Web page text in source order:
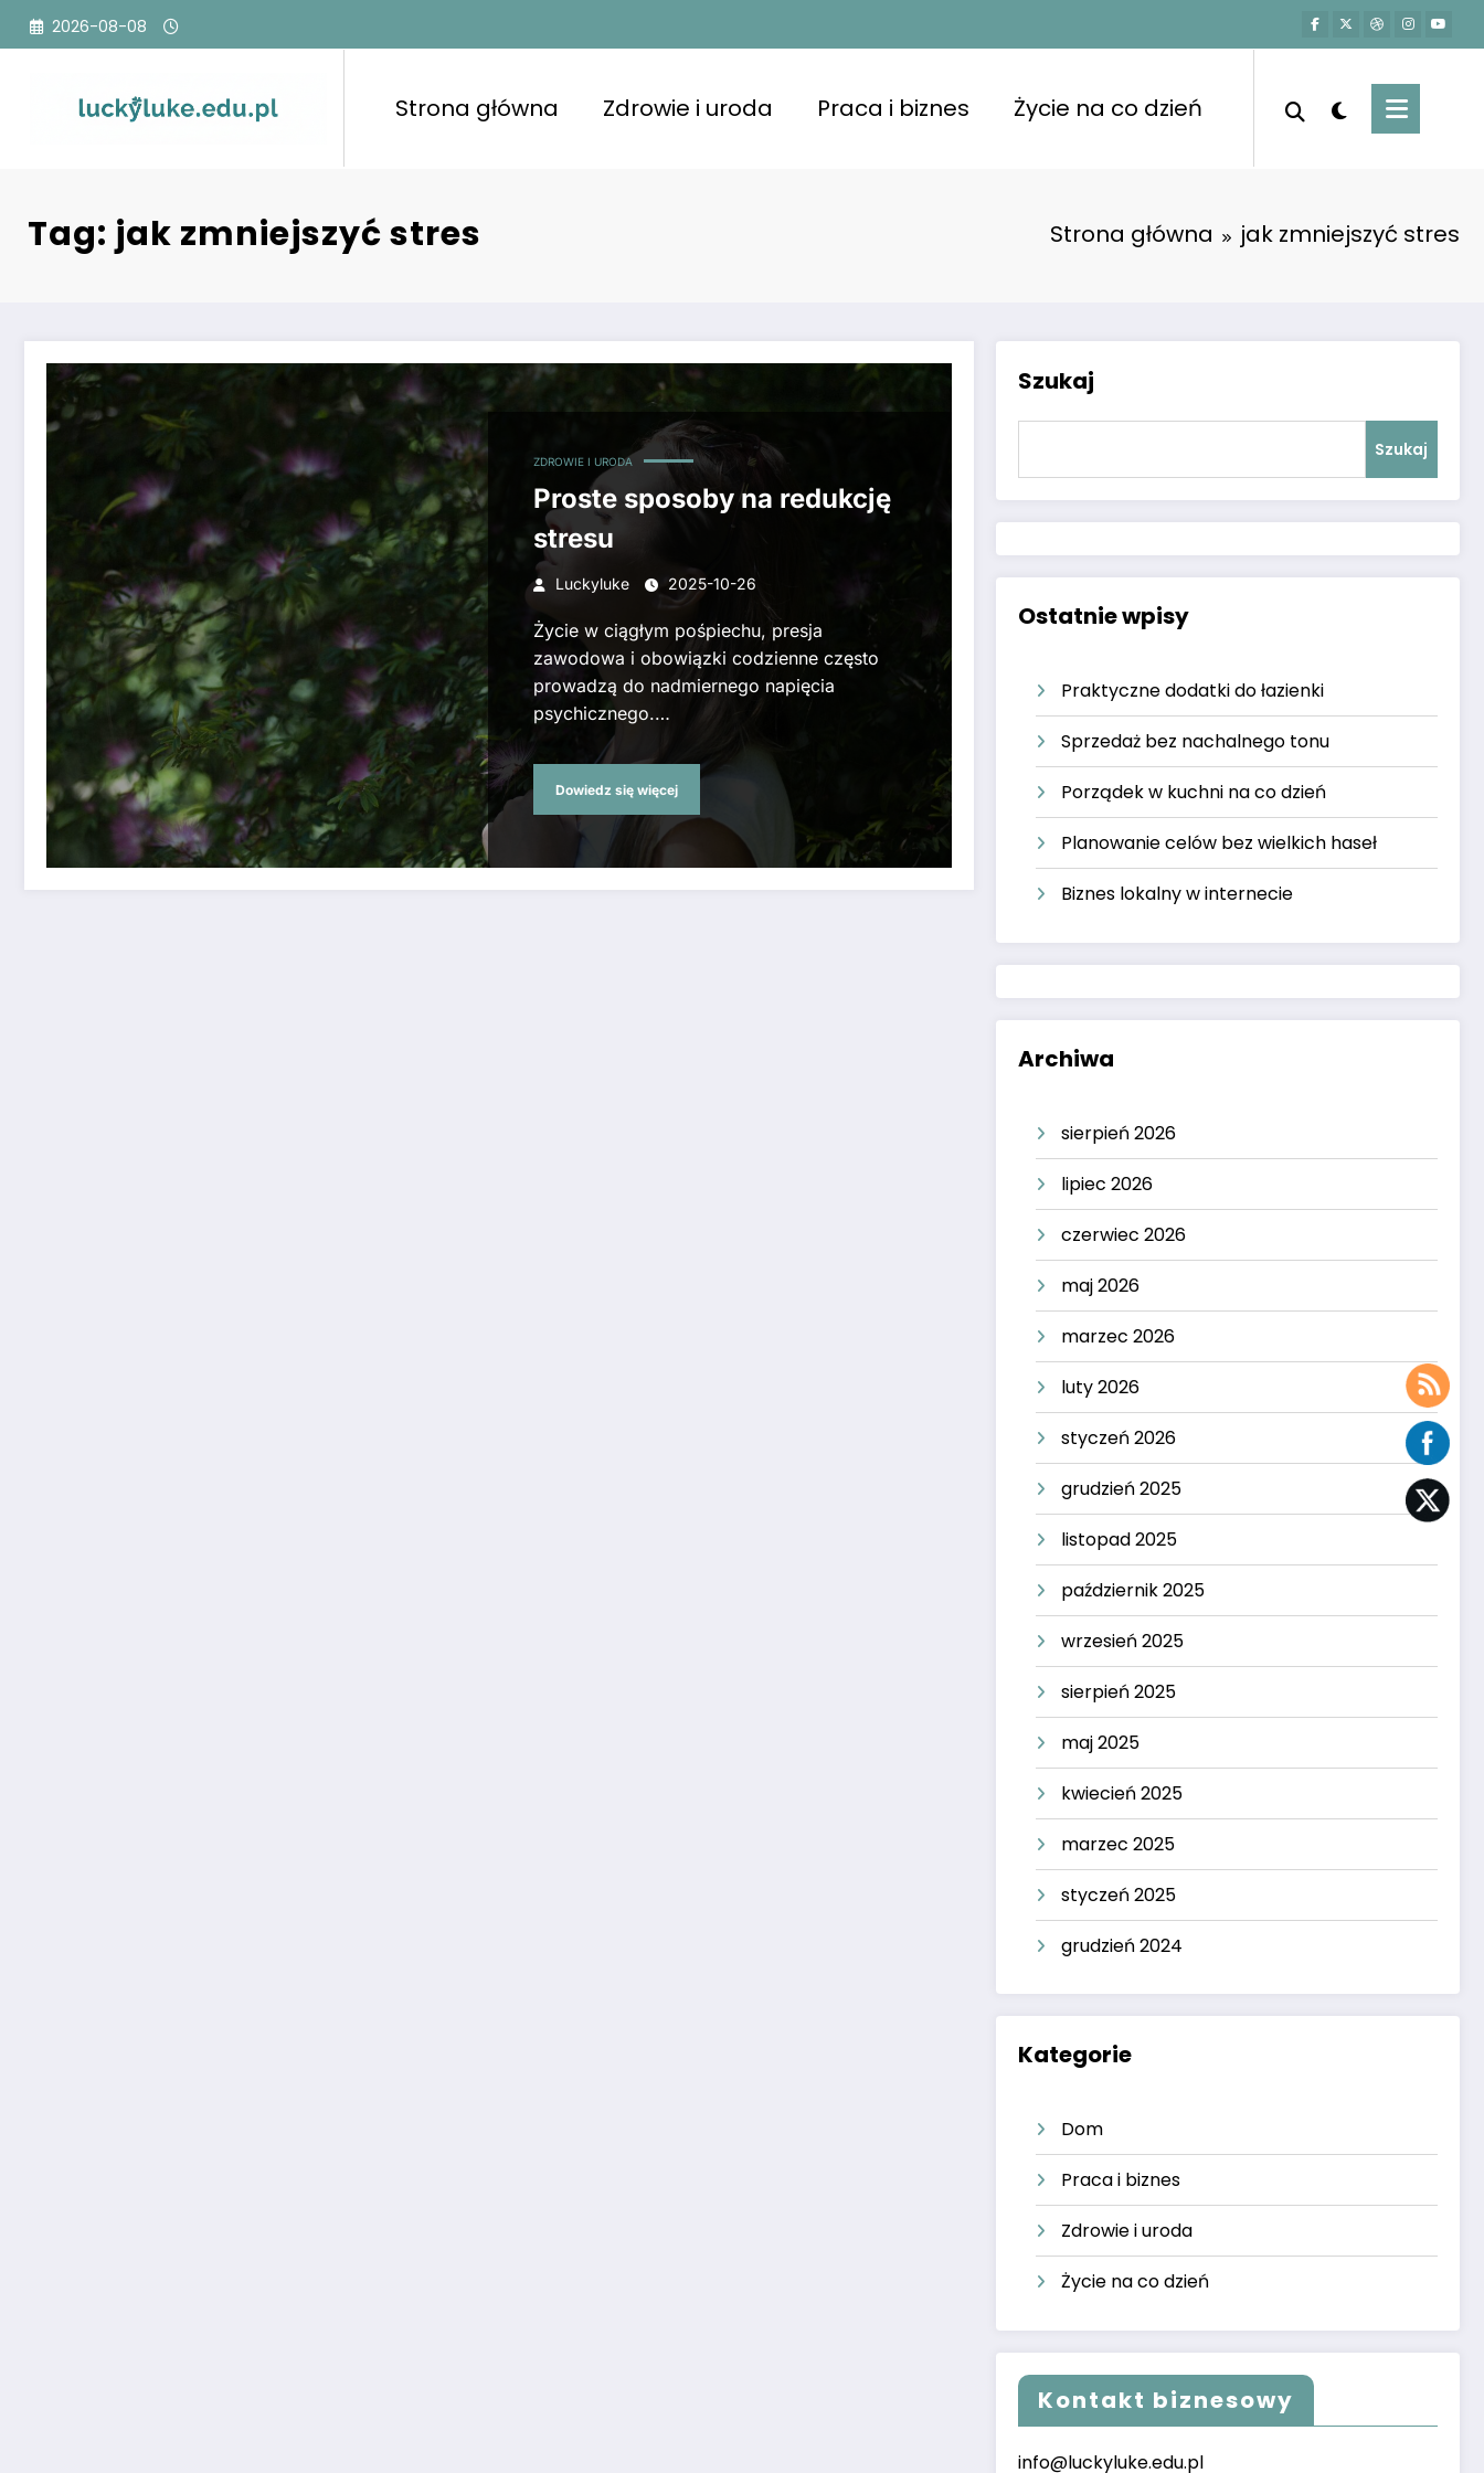
Przejdź
2026-08-08
Strona główna Zdrowie i uroda Praca i biznes Życie na co dzień
Tag: jak zmniejszyć stres Strona główna jak zmniejszyć stres
ZDROWIE I URODA
Proste sposoby na redukcję
stresu
Luckyluke 2025-10-26
Życie w ciągłym pośpiechu, presja
zawodowa i obowiązki codzienne często
prowadzą do nadmiernego napięcia
psychicznego.…
Dowiedz się więcej
Szukaj
Szukaj
Ostatnie wpisy
Praktyczne dodatki do łazienki
Sprzedaż bez nachalnego tonu
Porządek w kuchni na co dzień
Planowanie celów bez wielkich haseł
Biznes lokalny w internecie
Archiwa
sierpień 2026
lipiec 2026
czerwiec 2026
maj 2026
marzec 2026
luty 2026
styczeń 2026
grudzień 2025
listopad 2025
październik 2025
wrzesień 2025
sierpień 2025
maj 2025
kwiecień 2025
marzec 2025
styczeń 2025
grudzień 2024
Kategorie
Dom
Praca i biznes
Zdrowie i uroda
Życie na co dzień
Kontakt biznesowy
info@luckyluke.edu.pl